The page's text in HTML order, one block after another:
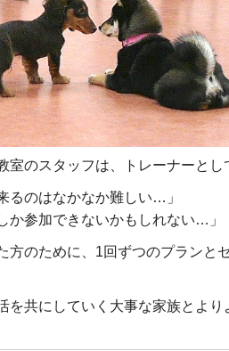
室のスタッフは、トレーナーと
るのはなかなか難しい…」
か参加できないかもしれない…」
方のために、1回ずつのプランと
を共にしていく大事な家族とよ